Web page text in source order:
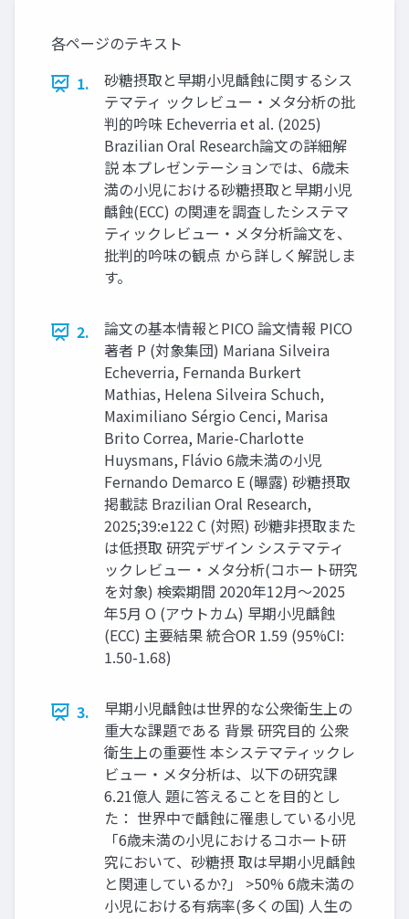
各ページのテキスト
1.
砂糖摂取と早期小児齲蝕に関するシス
テマティ ックレビュー・メタ分析の批
判的吟味 Echeverria et al. (2025)
Brazilian Oral Research論文の詳細解
説 本プレゼンテーションでは、6歳未
満の小児における砂糖摂取と早期小児
齲蝕(ECC) の関連を調査したシステマ
ティックレビュー・メタ分析論文を、
批判的吟味の観点 から詳しく解説しま
す。
2.
論文の基本情報とPICO 論文情報 PICO
著者 P (対象集団) Mariana Silveira
Echeverria, Fernanda Burkert
Mathias, Helena Silveira Schuch,
Maximiliano Sérgio Cenci, Marisa
Brito Correa, Marie-Charlotte
Huysmans, Flávio 6歳未満の小児
Fernando Demarco E (曝露) 砂糖摂取
掲載誌 Brazilian Oral Research,
2025;39:e122 C (対照) 砂糖非摂取また
は低摂取 研究デザイン システマティ
ックレビュー・メタ分析(コホート研究
を対象) 検索期間 2020年12月〜2025
年5月 O (アウトカム) 早期小児齲蝕
(ECC) 主要結果 統合OR 1.59 (95%CI:
1.50-1.68)
3.
早期小児齲蝕は世界的な公衆衛生上の
重大な課題である 背景 研究目的 公衆
衛生上の重要性 本システマティックレ
ビュー・メタ分析は、以下の研究課
6.21億人 題に答えることを目的とし
た： 世界中で齲蝕に罹患している小児
「6歳未満の小児におけるコホート研
究において、砂糖摂 取は早期小児齲蝕
と関連しているか?」 >50% 6歳未満の
小児における有病率(多くの国) 人生の